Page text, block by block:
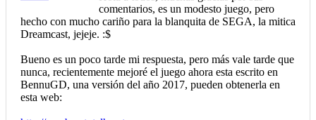
comentarios, es un modesto juego, pero
hecho con mucho cariño para la blanquita de SEGA, la mitica
Dreamcast, jejeje. :$
Bueno es un poco tarde mi respuesta, pero más vale tarde que
nunca, recientemente mejoré el juego ahora esta escrito en
BennuGD, una versión del año 2017, pueden obtenerla en
esta web: